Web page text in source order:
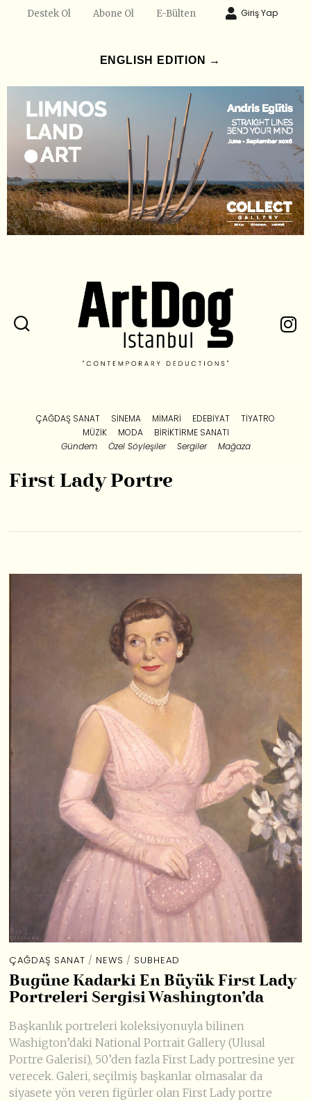
Destek Ol Abone Ol E-Bülten Giriş Yap
ENGLISH EDITION →
ÇAĞDAŞ SANAT SINEMA MIMARI EDEBIYAT
TIYATRO
MÜZIK
MODA
BIRIKTIRME SANATI
Gündem
Özel Söyleşiler Sergiler Mağaza
First Lady Portre
ÇAĞDAŞ SANAT / NEWS / SUBHEAD
Bugüne Kadarki En Büyük First Lady
Portreleri Sergisi Washington’da
Başkanlık portreleri koleksiyonuyla bilinen
Washigton’daki National Portrait Gallery (Ulusal
Portre Galerisi), 50’den fazla First Lady portresine yer
verecek. Galeri, seçilmiş başkanlar olmasalar da
siyasete yön veren figürler olan First Lady portre